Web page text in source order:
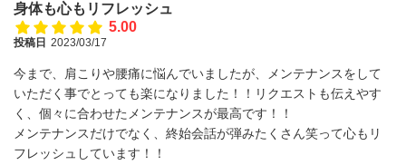
身体も心もリフレッシュ
5.00
投稿日 2023/03/17
今まで、肩こりや腰痛に悩んでいましたが、メンテナンスをして
いただく事でとっても楽になりました！！リクエストも伝えやす
く、個々に合わせたメンテナンスが最高です！！
メンテナンスだけでなく、終始会話が弾みたくさん笑って心もリ
フレッシュしています！！